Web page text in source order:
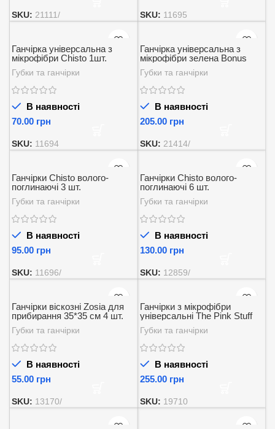
SKU: 21111/ SKU: 11695
Ганчірка універсальна з
мікрофібри Chisto 1шт.
Губки та ганчірки
В наявності
грн
SKU: 11694
Ганчірка універсальна з
мікрофібри зелена Bonus
PRO PVA MicroCLOTH 38*38
см. 1 шт.
Губки та ганчірки
В наявності
грн
SKU: 21414/
Ганчірки Chisto волого-
поглинаючі 3 шт.
Губки та ганчірки
В наявності
грн
SKU: 11696/
Ганчірки Chisto волого-
поглинаючі 6 шт.
Губки та ганчірки
В наявності
грн
SKU: 12859/
Ганчірки віскозні Zosia для
прибирання 35*35 см 4 шт.
Губки та ганчірки
В наявності
грн
SKU: 13170/
Ганчірки з мікрофібри
універсальні The Pink Stuff
Super Absorbent 18 х 20 см 3
шт
Губки та ганчірки
В наявності
грн
SKU: 19710